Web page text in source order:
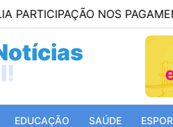
NOS PAGAMENTOS EM
EDUCAÇÃO SAÚDE